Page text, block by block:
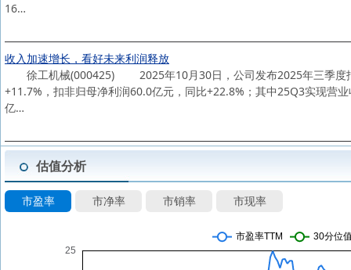
16…
收入加速增长，看好未来利润释放
徐工机械(000425) 2025年10月30日，公司发布2025年三季度报
+11.7%，扣非归母净利润60.0亿元，同比+22.8%；其中25Q3实现营
亿…
估值分析
市盈率 市净率 市销率 市现率